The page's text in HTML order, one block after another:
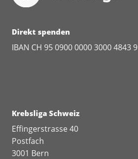
Direkt spenden
IBAN CH 95 0900 0000 3000 4843 9
Krebsliga Schweiz
Effingerstrasse 40
Postfach
3001 Bern